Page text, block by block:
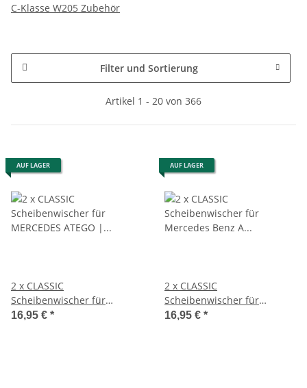
C-Klasse W205 Zubehör
Filter und Sortierung
Artikel 1 - 20 von 366
AUF LAGER
2 x CLASSIC
Scheibenwischer für
MERCEDES ATEGO | alle
16,95 € *
AUF LAGER
2 x CLASSIC
Scheibenwischer für
Mercedes Benz A Klasse
16,95 € *